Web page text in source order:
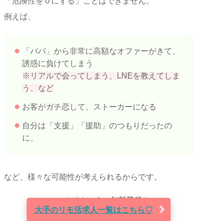
例えば、
「パパ」から非常に高額なオファーがきて、
誘惑に負けてしまう
※リアルで会ってしまう、LNEを教えてしま
う、など
お客がガチ恋して、ストーカーになる
自分は「支援」「援助」のつもりだったの
に、
など、様々な可能性が考えられるからです。
＼スマホでカンタン無料登録！／
大手のリモ活求人一覧はこちら♡